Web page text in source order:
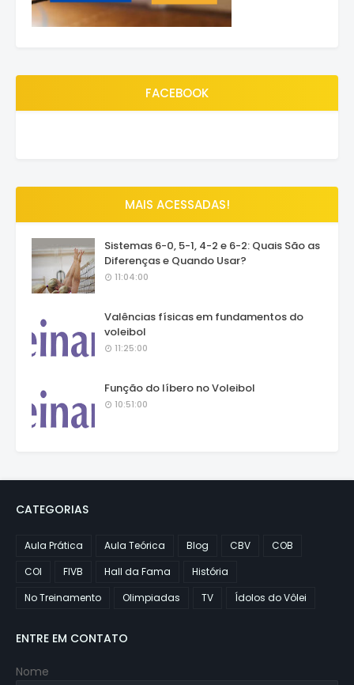
FACEBOOK
MAIS ACESSADAS!
Sistemas 6-0, 5-1, 4-2 e 6-2: Quais São as
Diferenças e Quando Usar?
11:04:00
Valências físicas em fundamentos do
voleibol
11:25:00
Função do líbero no Voleibol
10:51:00
CATEGORIAS
Aula Prática Aula Teórica Blog CBV
COB
COI
FIVB Hall da Fama
História
No Treinamento
Olimpiadas TV Ídolos do Vôlei
ENTRE EM CONTATO
Nome